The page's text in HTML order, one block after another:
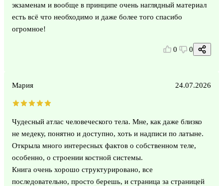
экзаменам и вообще в принципе очень наглядный материал
есть всё что необходимо и даже более того спасибо
огромное!
0 0
Мария 24.07.2026
Чудесный атлас человеческого тела. Мне, как даже близко
не медеку, понятно и доступно, хоть и надписи по латыне.
Открыла много интересных фактов о собственном теле,
особенно, о строении костной системы.
Книга очень хорошо структурировано, все
последовательно, просто берешь, и страница за страницей